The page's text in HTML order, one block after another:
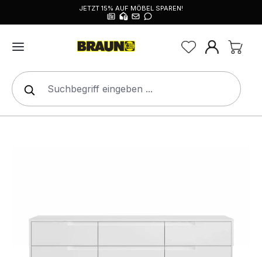
JETZT 15% AUF MÖBEL SPAREN!